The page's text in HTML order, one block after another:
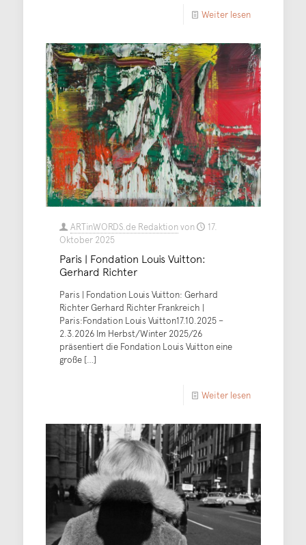
Weiter lesen
ARTinWORDS.de Redaktionvon
17.
Oktober 2025
Paris | Fondation Louis Vuitton:
Gerhard Richter
Paris | Fondation Louis Vuitton: Gerhard
Richter Gerhard Richter Frankreich |
Paris:Fondation Louis Vuitton17.10.2025 –
2.3.2026 Im Herbst/Winter 2025/26
präsentiert die Fondation Louis Vuitton eine
große[…]
Weiter lesen